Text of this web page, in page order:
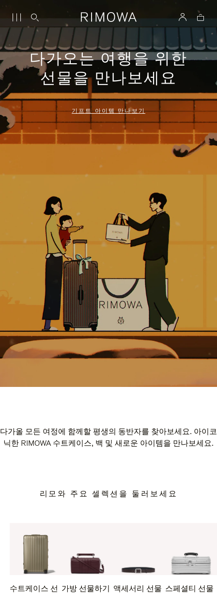
다가오는 여행을 위한
선물을 만나보세요
기프트 아이템 만나보기
다가올 모든 여정에 함께할 평생의 동반자를 찾아보세요. 아이코
닉한 RIMOWA 수트케이스, 백 및 새로운 아이템을 만나보세요.
리모와 주요 셀렉션을 둘러보세요
수트케이스 선 가방 선물하기 액세서리 선물 스페셜티 선물